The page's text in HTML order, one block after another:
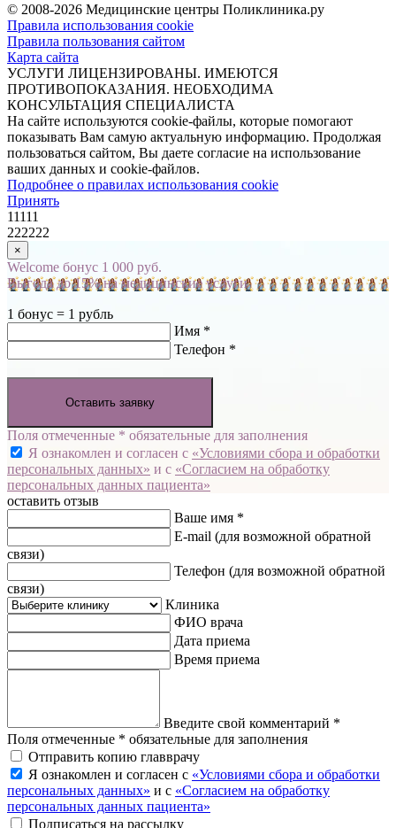
© 2008-2026 Медицинские центры Поликлиника.ру
Правила использования cookie
Правила пользования сайтом
Карта сайта
УСЛУГИ ЛИЦЕНЗИРОВАНЫ. ИМЕЮТСЯ
ПРОТИВОПОКАЗАНИЯ. НЕОБХОДИМА
КОНСУЛЬТАЦИЯ СПЕЦИАЛИСТА
На сайте используются cookie-файлы, которые помогают
показывать Вам самую актуальную информацию. Продолжая
пользоваться сайтом, Вы даете согласие на использование
ваших данных и cookie-файлов.
Подробнее о правилах использования cookie
Принять
11111
222222
×
Welcome бонус 1 000 руб.
Выгода до 15% на медицинские услуги
1 бонус = 1 рубль
Имя *
Телефон *
Оставить заявку
Поля отмеченные * обязательные для заполнения
Я ознакомлен и согласен с «Условиями сбора и обработки
персональных данных» и с «Согласием на обработку
персональных данных пациента»
оставить отзыв
Ваше имя *
E-mail (для возможной обратной
связи)
Телефон (для возможной обратной
связи)
Клиника
ФИО врача
Дата приема
Время приема
Введите свой комментарий *
Поля отмеченные * обязательные для заполнения
Отправить копию главврачу
Я ознакомлен и согласен с «Условиями сбора и обработки
персональных данных» и с «Согласием на обработку
персональных данных пациента»
Подписаться на рассылку